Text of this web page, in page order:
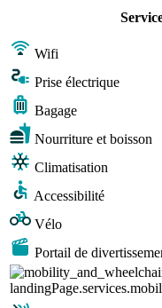
Wifi
Prise électrique
Bagage
Nourriture et boisson
Climatisation
Accessibilité
Vélo
Portail de